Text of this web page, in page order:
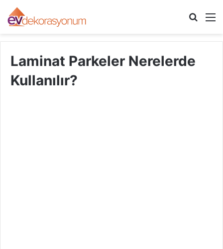
Arama
Laminat Parkeler Nerelerde
Kullanılır?